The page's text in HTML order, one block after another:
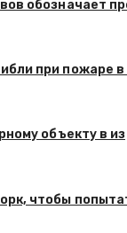
обозначает
при пожаре
объекту в
чтобы